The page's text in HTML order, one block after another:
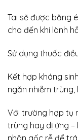
Tai sẽ được băng
cho đến khi lành
Sử dụng thuốc
Kết hợp kháng
ngăn nhiễm
Với trường hợp tụ
trùng hay dị ứng –
nhân gốc rễ để